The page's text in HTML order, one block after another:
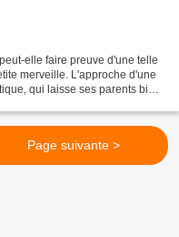
elle faire preuve d'une telle
merveille. L'approche d'une
qui laisse ses parents bien
Page suivante >